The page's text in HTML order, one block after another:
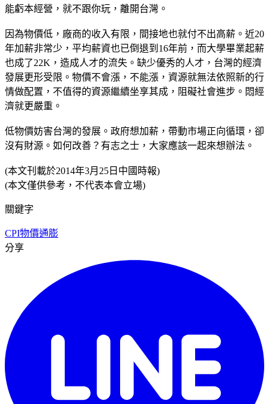
能虧本經營，就不跟你玩，離開台灣。
因為物價低，廠商的收入有限，間接地也就付不出高薪。近20
年加薪非常少，平均薪資也已倒退到16年前，而大學畢業起薪
也成了22K，造成人才的流失。缺少優秀的人才，台灣的經濟
發展更形受限。物價不會漲，不能漲，資源就無法依照新的行
情做配置，不值得的資源繼續坐享其成，阻礙社會進步。悶經
濟就更嚴重。
低物價妨害台灣的發展。政府想加薪，帶動市場正向循環，卻
沒有財源。如何改善？有志之士，大家應該一起來想辦法。
(本文刊載於2014年3月25日中國時報)
(本文僅供參考，不代表本會立場)
關鍵字
CPI物價通膨
分享